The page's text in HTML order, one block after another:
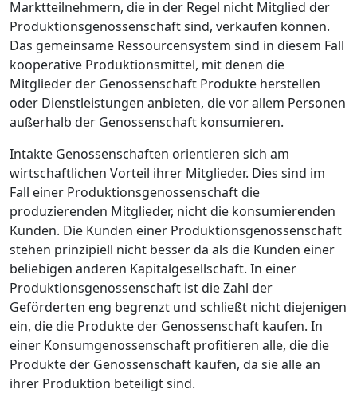
Marktteilnehmern, die in der Regel nicht Mitglied der
Produktionsgenossenschaft sind, verkaufen können.
Das gemeinsame Ressourcensystem sind in diesem Fall
kooperative Produktionsmittel, mit denen die
Mitglieder der Genossenschaft Produkte herstellen
oder Dienstleistungen anbieten, die vor allem Personen
außerhalb der Genossenschaft konsumieren.
Intakte Genossenschaften orientieren sich am
wirtschaftlichen Vorteil ihrer Mitglieder. Dies sind im
Fall einer Produktionsgenossenschaft die
produzierenden Mitglieder, nicht die konsumierenden
Kunden. Die Kunden einer Produktionsgenossenschaft
stehen prinzipiell nicht besser da als die Kunden einer
beliebigen anderen Kapitalgesellschaft. In einer
Produktionsgenossenschaft ist die Zahl der
Geförderten eng begrenzt und schließt nicht diejenigen
ein, die die Produkte der Genossenschaft kaufen. In
einer Konsumgenossenschaft profitieren alle, die die
Produkte der Genossenschaft kaufen, da sie alle an
ihrer Produktion beteiligt sind.